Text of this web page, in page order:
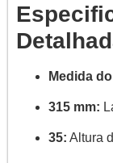
Medida
315 mm:
35: Altura